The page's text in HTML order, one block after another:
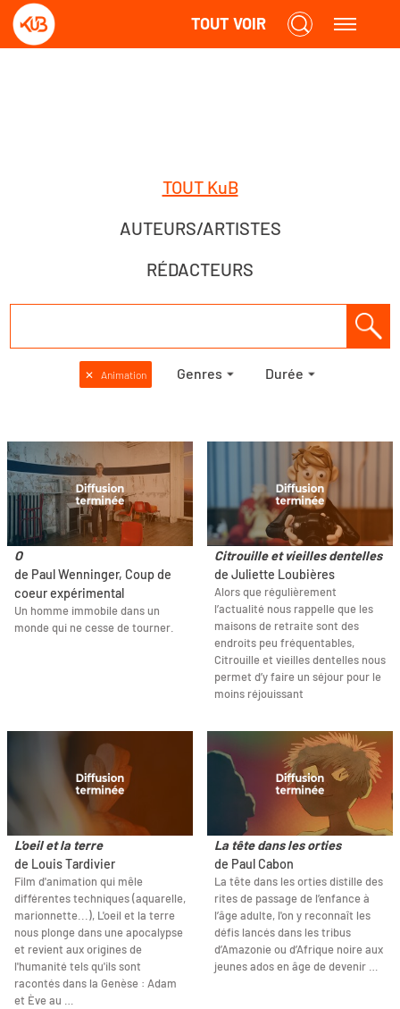
TOUT VOIR
TOUT KuB
AUTEURS/ARTISTES
RÉDACTEURS
✕ Animation Genres Durée
O
de Paul Wenninger, Coup de
coeur expérimental
Un homme immobile dans un
monde qui ne cesse de tourner.
Citrouille et vieilles dentelles
de Juliette Loubières
Alors que régulièrement
l’actualité nous rappelle que les
maisons de retraite sont des
endroits peu fréquentables,
Citrouille et vieilles dentelles nous
permet d’y faire un séjour pour le
moins réjouissant
L'oeil et la terre
de Louis Tardivier
Film d'animation qui mêle
différentes techniques (aquarelle,
marionnette...), L'oeil et la terre
nous plonge dans une apocalypse
et revient aux origines de
l'humanité tels qu'ils sont
racontés dans la Genèse : Adam
et Ève au …
La tête dans les orties
de Paul Cabon
La tête dans les orties distille des
rites de passage de l’enfance à
l’âge adulte, l'on y reconnaît les
défis lancés dans les tribus
d’Amazonie ou d’Afrique noire aux
jeunes ados en âge de devenir …